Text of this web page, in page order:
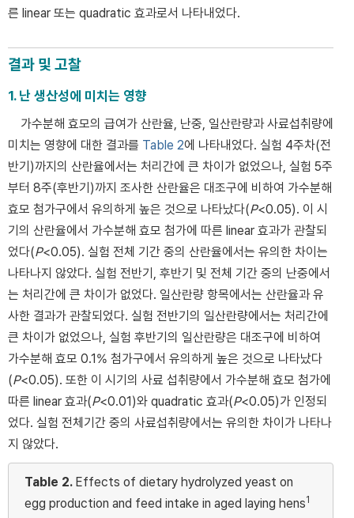
른 linear 또는 quadratic 효과로서 나타내었다.
결과 및 고찰
1. 난 생산성에 미치는 영향
가수분해 효모의 급여가 산란율, 난중, 일산란량과 사료섭취량에
미치는 영향에 대한 결과를 Table 2에 나타내었다. 실험 4주차(전
반기)까지의 산란율에서는 처리간에 큰 차이가 없었으나, 실험 5주
부터 8주(후반기)까지 조사한 산란율은 대조구에 비하여 가수분해
효모 첨가구에서 유의하게 높은 것으로 나타났다(P<0.05). 이 시
기의 산란율에서 가수분해 효모 첨가에 따른 linear 효과가 관찰되
었다(P<0.05). 실험 전체 기간 중의 산란율에서는 유의한 차이는
나타나지 않았다. 실험 전반기, 후반기 및 전체 기간 중의 난중에서
는 처리간에 큰 차이가 없었다. 일산란량 항목에서는 산란율과 유
사한 결과가 관찰되었다. 실험 전반기의 일산란량에서는 처리간에
큰 차이가 없었으나, 실험 후반기의 일산란량은 대조구에 비하여
가수분해 효모 0.1% 첨가구에서 유의하게 높은 것으로 나타났다
(P<0.05). 또한 이 시기의 사료 섭취량에서 가수분해 효모 첨가에
따른 linear 효과(P<0.01)와 quadratic 효과(P<0.05)가 인정되
었다. 실험 전체기간 중의 사료섭취량에서는 유의한 차이가 나타나
지 않았다.
Table 2. Effects of dietary hydrolyzed yeast on
egg production and feed intake in aged laying hens1